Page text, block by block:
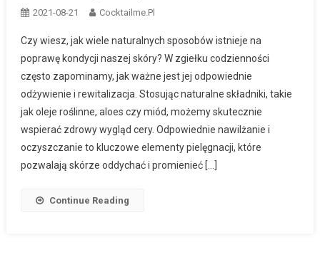
2021-08-21 Cocktailme.pl
Czy wiesz, jak wiele naturalnych sposobów istnieje na
poprawę kondycji naszej skóry? W zgiełku codzienności
często zapominamy, jak ważne jest jej odpowiednie
odżywienie i rewitalizacja. Stosując naturalne składniki, takie
jak oleje roślinne, aloes czy miód, możemy skutecznie
wspierać zdrowy wygląd cery. Odpowiednie nawilżanie i
oczyszczanie to kluczowe elementy pielęgnacji, które
pozwalają skórze oddychać i promienieć […]
Continue Reading